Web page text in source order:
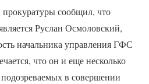
сообщил, что
Руслан Осмоловский,
начальника управления ГФС
что он и еще несколько
в совершении